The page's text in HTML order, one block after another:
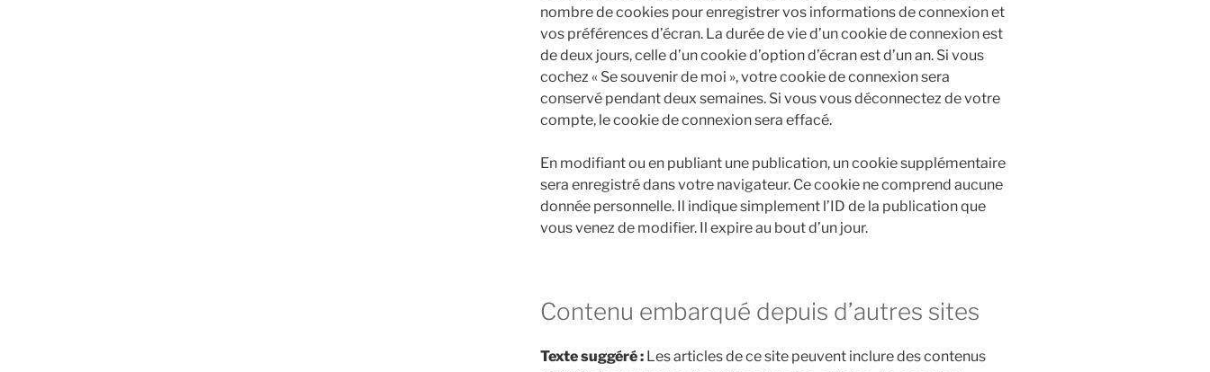
nombre de cookies pour enregistrer vos informations de connexion et
vos préférences d’écran. La durée de vie d’un cookie de connexion est
de deux jours, celle d’un cookie d’option d’écran est d’un an. Si vous
cochez « Se souvenir de moi », votre cookie de connexion sera
conservé pendant deux semaines. Si vous vous déconnectez de votre
compte, le cookie de connexion sera effacé.
En modifiant ou en publiant une publication, un cookie supplémentaire
sera enregistré dans votre navigateur. Ce cookie ne comprend aucune
donnée personnelle. Il indique simplement l’ID de la publication que
vous venez de modifier. Il expire au bout d’un jour.
Contenu embarqué depuis d’autres sites
Texte suggéré : Les articles de ce site peuvent inclure des contenus